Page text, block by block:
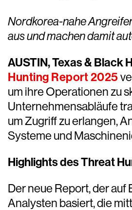
Nordkorea-nahe
aus und machen damit
AUSTIN, Texas & Black
Hunting Report 2025
um ihre Operationen zu
Unternehmensabläufe
um Zugriff zu erlangen,
Systeme und
Highlights des Threat
Der neue Report, der
Analysten basiert, die